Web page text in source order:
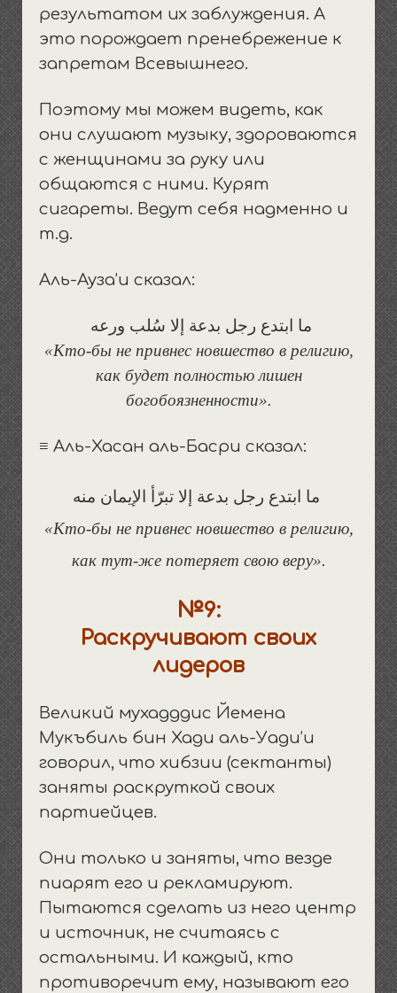
результатом их заблуждения. А
это порождает пренебрежение к
запретам Всевышнего.
Поэтому мы можем видеть, как
они слушают музыку, здороваются
с женщинами за руку или
общаются с ними. Курят
сигареты. Ведут себя надменно и
т.д.
Аль-Ауза’и сказал:
«Кто-бы не привнес новшество в религию,
как будет полностью лишен
богобоязненности».
≡ Аль-Хасан аль-Басри сказал:
«Кто-бы не привнес новшество в религию,
как тут-же потеряет свою веру».
№9:
Раскручивают своих
лидеров
Великий мухадддис Йемена
Мукъбиль бин Хади аль-Уади’и
говорил, что хибзии (сектанты)
заняты раскруткой своих
партиейцев.
Они только и заняты, что везде
пиарят его и рекламируют.
Пытаются сделать из него центр
и источник, не считаясь с
остальными. И каждый, кто
противоречит ему, называют его